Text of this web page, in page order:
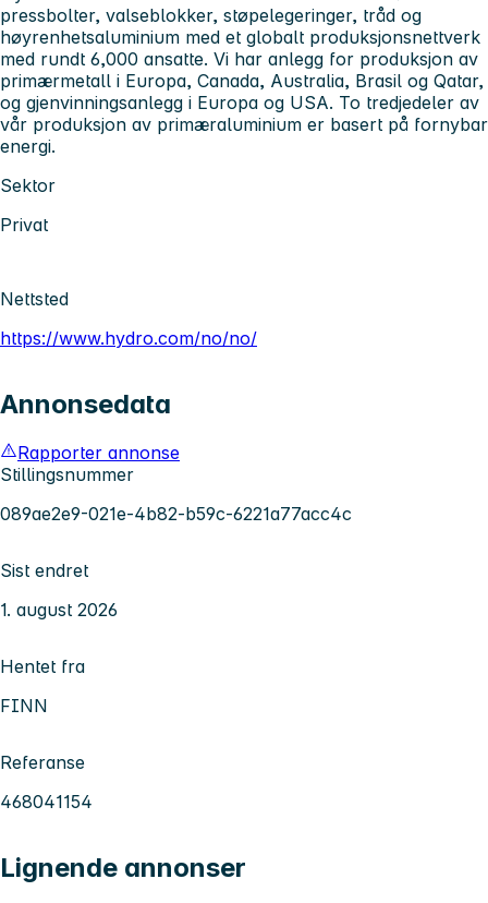
pressbolter, valseblokker, støpelegeringer, tråd og
høyrenhetsaluminium med et globalt produksjonsnettverk
med rundt 6,000 ansatte. Vi har anlegg for produksjon av
primærmetall i Europa, Canada, Australia, Brasil og Qatar,
og gjenvinningsanlegg i Europa og USA. To tredjedeler av
vår produksjon av primæraluminium er basert på fornybar
energi.
Sektor
Privat
Nettsted
https://www.hydro.com/no/no/
Annonsedata
Rapporter annonse
Stillingsnummer
089ae2e9-021e-4b82-b59c-6221a77acc4c
Sist endret
1. august 2026
Hentet fra
FINN
Referanse
468041154
Lignende annonser